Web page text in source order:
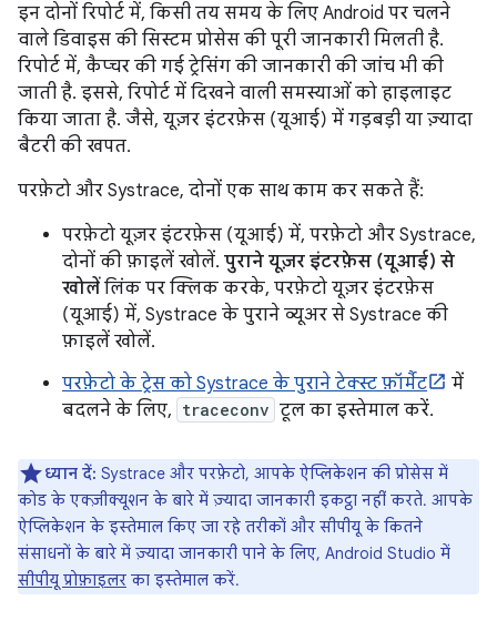
इन दोनों रिपोर्ट में, किसी तय समय के लिए Android पर चलने
वाले डिवाइस की सिस्टम प्रोसेस की पूरी जानकारी मिलती है.
रिपोर्ट में, कैप्चर की गई ट्रेसिंग की जानकारी की जांच भी की
जाती है. इससे, रिपोर्ट में दिखने वाली समस्याओं को हाइलाइट
किया जाता है. जैसे, यूज़र इंटरफ़ेस (यूआई) में गड़बड़ी या ज़्यादा
बैटरी की खपत.
परफ़ेटो और Systrace, दोनों एक साथ काम कर सकते हैं:
परफ़ेटो यूज़र इंटरफ़ेस (यूआई) में, परफ़ेटो और Systrace,
दोनों की फ़ाइलें खोलें. पुराने यूज़र इंटरफ़ेस (यूआई) से
खोलें लिंक पर क्लिक करके, परफ़ेटो यूज़र इंटरफ़ेस
(यूआई) में, Systrace के पुराने व्यूअर से Systrace की
फ़ाइलें खोलें.
परफ़ेटो के ट्रेस को Systrace के पुराने टेक्स्ट फ़ॉर्मैट
में
बदलने के लिए, traceconv टूल का इस्तेमाल करें.
ध्यान दें: Systrace और परफ़ेटो, आपके ऐप्लिकेशन की प्रोसेस में
कोड के एक्ज़ीक्यूशन के बारे में ज़्यादा जानकारी इकट्ठा नहीं करते. आपके
ऐप्लिकेशन के इस्तेमाल किए जा रहे तरीकों और सीपीयू के कितने
संसाधनों के बारे में ज़्यादा जानकारी पाने के लिए, Android Studio में
सीपीयू प्रोफ़ाइलर का इस्तेमाल करें.